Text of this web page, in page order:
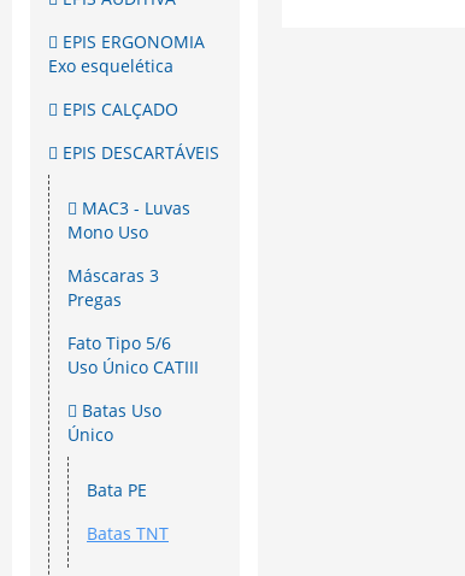
EPIS ERGONOMIA
Exo esquelética
EPIS CALÇADO
EPIS DESCARTÁVEIS
MAC3 - Luvas
Mono Uso
Máscaras 3
Pregas
Fato Tipo 5/6
Uso Único CATIII
Batas Uso
Único
Bata PE
Batas TNT